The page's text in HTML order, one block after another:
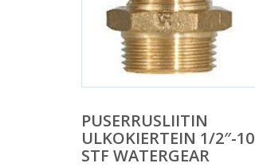
PUSERRUSLIITIN
ULKOKIERTEIN 1/2″-10
STF WATERGEAR